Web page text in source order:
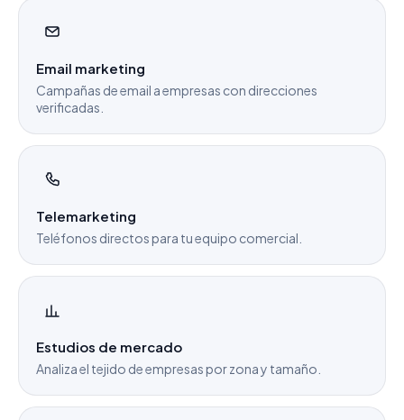
Email marketing
Campañas de email a empresas con direcciones
verificadas.
Telemarketing
Teléfonos directos para tu equipo comercial.
Estudios de mercado
Analiza el tejido de empresas por zona y tamaño.